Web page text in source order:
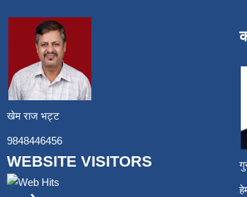
खेम राज भट्ट
9848446456
WEBSITE VISITORS